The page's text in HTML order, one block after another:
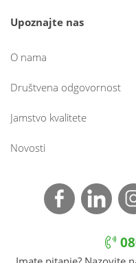
Upoznajte nas
O nama
Društvena odgovornost
Jamstvo kvalitete
Novosti